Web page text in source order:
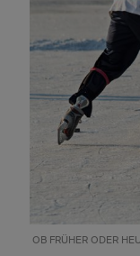
OB FRÜHER ODER